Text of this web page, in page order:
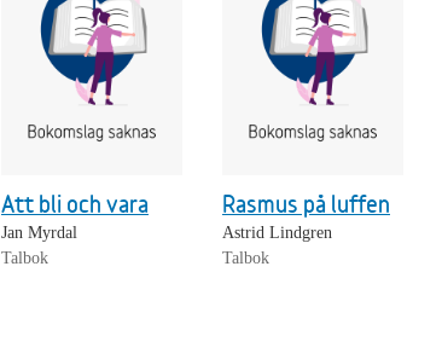
Att bli och vara
Jan Myrdal
Talbok
Rasmus på luffen
Astrid Lindgren
Talbok